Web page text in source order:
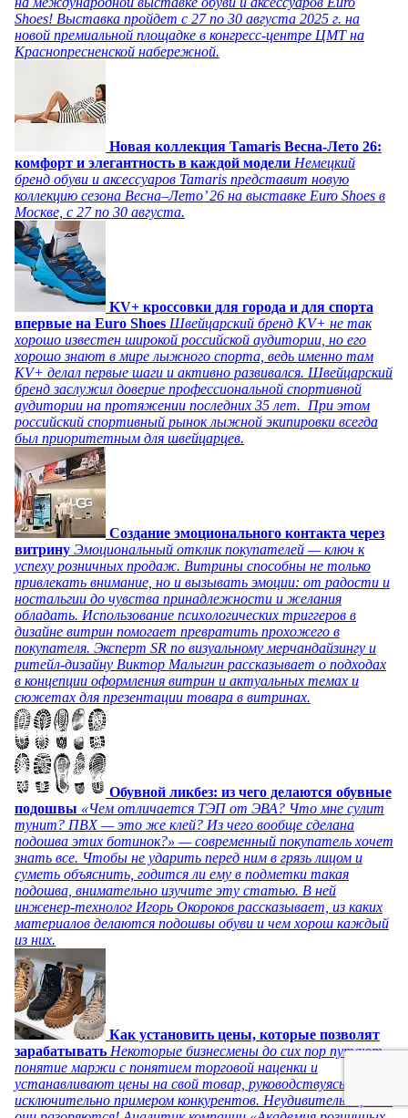
Shoes! Выставка пройдет c 27 по 30 августа 2025 г. на
новой премиальной площадке в конгресс-центре ЦМТ на
Краснопресненской набережной.
Новая коллекция Tamaris Весна-Лето 26:
комфорт и элегантность в каждой модели Немецкий
бренд обуви и аксессуаров Tamaris представит новую
коллекцию сезона Весна–Лето’ 26 на выставке Euro Shoes в
Москве, с 27 по 30 августа.
KV+ кроссовки для города и для спорта
впервые на Euro Shoes Швейцарский бренд KV+ не так
хорошо известен широкой российской аудитории, но его
хорошо знают в мире лыжного спорта, ведь именно там
KV+ делал первые шаги и активно развивался. Швейцарский
бренд заслужил доверие профессиональной спортивной
аудитории на протяжении последних 35 лет. При этом
российский спортивный рынок лыжной экипировки всегда
был приоритетным для швейцарцев.
Создание эмоционального контакта через
витрину Эмоциональный отклик покупателей — ключ к
успеху розничных продаж. Витрины способны не только
привлекать внимание, но и вызывать эмоции: от радости и
ностальгии до чувства принадлежности и желания
обладать. Использование психологических триггеров в
дизайне витрин помогает превратить прохожего в
покупателя. Эксперт SR по визуальному мерчандайзингу и
ритейл-дизайну Виктор Малыгин рассказывает о подходах
в концепции оформления витрин и актуальных темах и
сюжетах для презентации товара в витринах.
Обувной ликбез: из чего делаются обувные
подошвы «Чем отличается ТЭП от ЭВА? Что мне сулит
тунит? ПВХ — это же клей? Из чего вообще сделана
подошва этих ботинок?» — современный покупатель хочет
знать все. Чтобы не ударить перед ним в грязь лицом и
суметь объяснить, годится ли ему в подметки такая
подошва, внимательно изучите эту статью. В ней
инженер-технолог Игорь Окороков рассказывает, из каких
материалов делаются подошвы обуви и чем хорош каждый
из них.
Как установить цены, которые позволят
зарабатывать Некоторые бизнесмены до сих пор путают
понятие маржи с понятием торговой наценки и
устанавливают цены на свой товар, руководствуясь
исключительно примером конкурентов. Неудивительно, что